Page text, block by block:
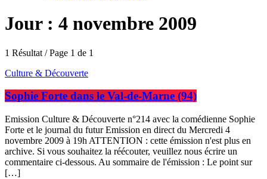
Jour : 4 novembre 2009
1 Résultat / Page 1 de 1
Culture & Découverte
Sophie Forte dans le Val-de-Marne (94)
Emission Culture & Découverte n°214 avec la comédienne Sophie
Forte et le journal du futur Emission en direct du Mercredi 4
novembre 2009 à 19h ATTENTION : cette émission n'est plus en
archive. Si vous souhaitez la réécouter, veuillez nous écrire un
commentaire ci-dessous. Au sommaire de l'émission : Le point sur
[…]